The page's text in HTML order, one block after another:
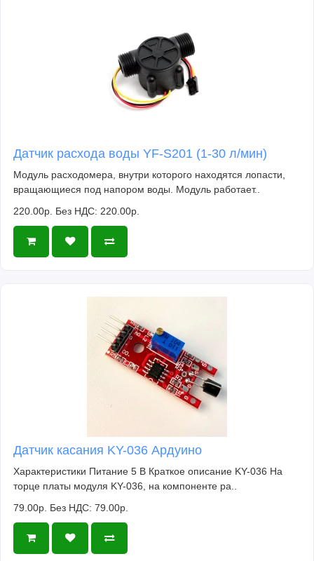
Датчик расхода воды YF-S201 (1-30 л/мин)
Модуль расходомера, внутри которого находятся лопасти,
вращающиеся под напором воды. Модуль работает..
220.00р. Без НДС: 220.00р.
Датчик касания KY-036 Ардуино
Характеристики Питание 5 В Краткое описание KY-036 На
торце платы модуля KY-036, на компоненте ра..
79.00р. Без НДС: 79.00р.